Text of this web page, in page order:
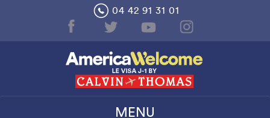
04 42 91 31 01
MENU